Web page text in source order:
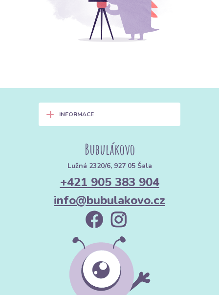
+ INFORMACE
Bubulákovo
Lužná 2320/6, 927 05 Šala
+421 905 383 904
info@bubulakovo.cz